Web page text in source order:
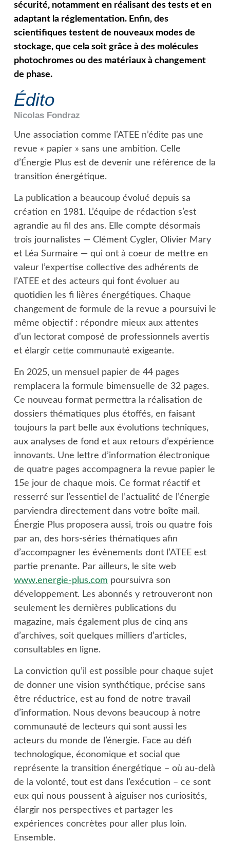
sécurité, notamment en réalisant des tests et en
adaptant la réglementation. Enfin, des
scientifiques testent de nouveaux modes de
stockage, que cela soit grâce à des molécules
photochromes ou des matériaux à changement
de phase.
Édito
Nicolas Fondraz
Une association comme l’ATEE n’édite pas une
revue « papier » sans une ambition. Celle
d’Énergie Plus est de devenir une référence de la
transition énergétique.
La publication a beaucoup évolué depuis sa
création en 1981. L’équipe de rédaction s’est
agrandie au fil des ans. Elle compte désormais
trois journalistes — Clément Cygler, Olivier Mary
et Léa Surmaire — qui ont à coeur de mettre en
valeur l’expertise collective des adhérents de
l’ATEE et des acteurs qui font évoluer au
quotidien les fi lières énergétiques. Chaque
changement de formule de la revue a poursuivi le
même objectif : répondre mieux aux attentes
d’un lectorat composé de professionnels avertis
et élargir cette communauté exigeante.
En 2025, un mensuel papier de 44 pages
remplacera la formule bimensuelle de 32 pages.
Ce nouveau format permettra la réalisation de
dossiers thématiques plus étoffés, en faisant
toujours la part belle aux évolutions techniques,
aux analyses de fond et aux retours d’expérience
innovants. Une lettre d’information électronique
de quatre pages accompagnera la revue papier le
15e jour de chaque mois. Ce format réactif et
resserré sur l’essentiel de l’actualité de l’énergie
parviendra directement dans votre boîte mail.
Énergie Plus proposera aussi, trois ou quatre fois
par an, des hors-séries thématiques afin
d’accompagner les évènements dont l’ATEE est
partie prenante. Par ailleurs, le site web
www.energie-plus.com poursuivra son
développement. Les abonnés y retrouveront non
seulement les dernières publications du
magazine, mais également plus de cinq ans
d’archives, soit quelques milliers d’articles,
consultables en ligne.
La conviction qu’il est possible pour chaque sujet
de donner une vision synthétique, précise sans
être réductrice, est au fond de notre travail
d’information. Nous devons beaucoup à notre
communauté de lecteurs qui sont aussi les
acteurs du monde de l’énergie. Face au défi
technologique, économique et social que
représente la transition énergétique – où au-delà
de la volonté, tout est dans l’exécution – ce sont
eux qui nous poussent à aiguiser nos curiosités,
élargir nos perspectives et partager les
expériences concrètes pour aller plus loin.
Ensemble.